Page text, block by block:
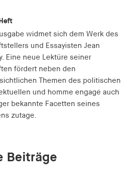
widmet sich dem Werk des
und Essayisten Jean
Eine neue Lektüre seiner
fördert neben den
Themen des politischen
und homme engagé auch
bekannte Facetten seines
zutage.
Beiträge